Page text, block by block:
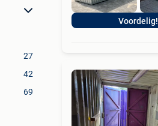
27
42
69
Voordelig!